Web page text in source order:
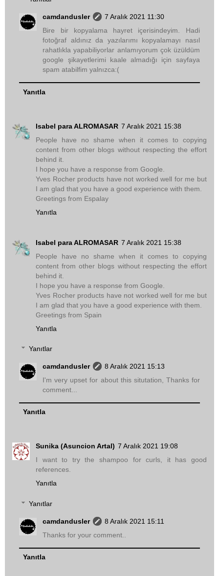
camdandusler
7 Aralık 2021 11:30
Bire bir kopyalama hayret içerisindeyim. Hadi
fotoğraf aldınız da yazılarımı kopyalamayı nasıl
rahatlıkla yapabiliyorlar anlamıyorum çok üzüldüm
google şikayetlerimi kaale almadığı için sayfaya
spam atabilfim yalnızca:(
Yanıtla
Isabel para ALROMASAR 7 Aralık 2021 15:38
People have no shame when it comes to copying
content from other blogs without respecting the effort
behind it.
I hope you have a response from Google.
Yves Rocher products have not worked well for me but
I am glad that you have a good experience with them.
Greetings from Espalay
Yanıtla
Isabel para ALROMASAR 7 Aralık 2021 15:38
People have no shame when it comes to copying
content from other blogs without respecting the effort
behind it.
I hope you have a response from Google.
Yves Rocher products have not worked well for me but
I am glad that you have a good experience with them.
Greetings from Spain
Yanıtla
Yanıtlar
camdandusler
8 Aralık 2021 15:13
I'm very upset for about this situtation, Thanks for
comment...
Yanıtla
Sunika (Asuncion Artal) 7 Aralık 2021 19:08
I want to try the shampoo for curls, it has good
references.
Yanıtla
Yanıtlar
camdandusler
8 Aralık 2021 15:11
Thanks for your comment..
Yanıtla